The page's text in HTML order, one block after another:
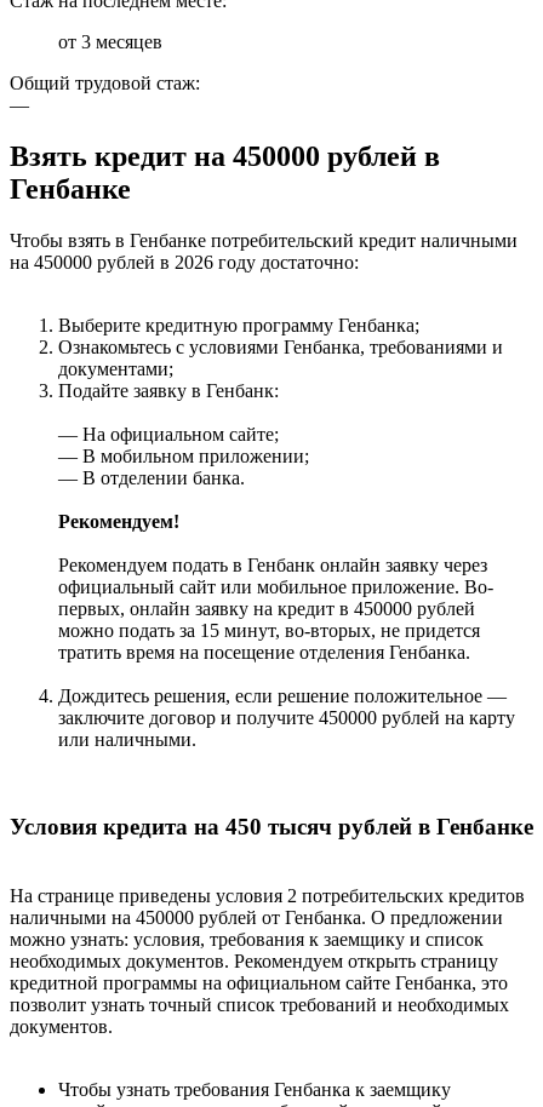
от 3 месяцев
Общий трудовой стаж:
—
Взять кредит на 450000 рублей в
Генбанке
Чтобы взять в Генбанке потребительский кредит наличными
на 450000 рублей в 2026 году достаточно:
Выберите кредитную программу Генбанка;
Ознакомьтесь с условиями Генбанка, требованиями и
документами;
Подайте заявку в Генбанк:
— На официальном сайте;
— В мобильном приложении;
— В отделении банка.
Рекомендуем!
Рекомендуем подать в Генбанк онлайн заявку через
официальный сайт или мобильное приложение. Во-
первых, онлайн заявку на кредит в 450000 рублей
можно подать за 15 минут, во-вторых, не придется
тратить время на посещение отделения Генбанка.
Дождитесь решения, если решение положительное —
заключите договор и получите 450000 рублей на карту
или наличными.
Условия кредита на 450 тысяч рублей в Генбанке
На странице приведены условия 2 потребительских кредитов
наличными на 450000 рублей от Генбанка. О предложении
можно узнать: условия, требования к заемщику и список
необходимых документов. Рекомендуем открыть страницу
кредитной программы на официальном сайте Генбанка, это
позволит узнать точный список требований и необходимых
документов.
Чтобы узнать требования Генбанка к заемщику